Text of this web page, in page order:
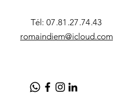
Tél: 07.81.27.74.43​
romaindiem@icloud.com